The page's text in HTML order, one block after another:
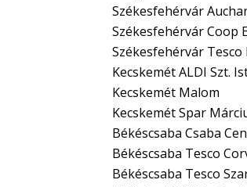
Székesfehérvár
Székesfehérvár Coop
Székesfehérvár Tesco
Kecskemét ALDI Szt.
Kecskemét Malom
Kecskemét Spar
Békéscsaba Csaba
Békéscsaba Tesco
Békéscsaba Tesco